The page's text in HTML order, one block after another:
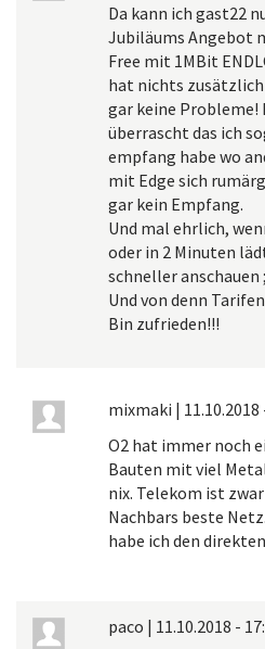
Da kann ich gast22
Jubiläums Angebot
Free mit 1MBit
hat nichts
gar keine Probleme!
überrascht das ich
empfang habe wo
mit Edge sich
gar kein Empfang.
Und mal ehrlich,
oder in 2 Minuten
schneller anschauen
Und von denn
Bin zufrieden!!!
mixmaki |
O2 hat immer noch
Bauten mit viel
nix. Telekom ist
Nachbars beste
habe ich den
paco | 11.10.2018 -